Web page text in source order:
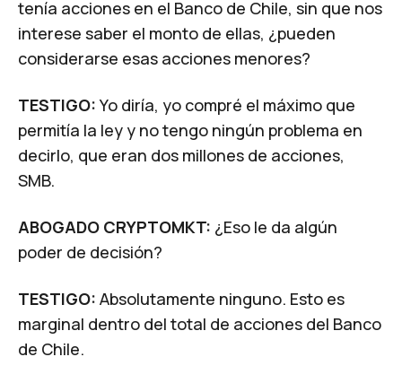
tenía acciones en el Banco de Chile, sin que nos
interese saber el monto de ellas, ¿pueden
considerarse esas acciones menores?
TESTIGO:Yo diría, yo compré el máximo que
permitía la ley y no tengo ningún problema en
decirlo, que eran dos millones de acciones,
SMB.
ABOGADO CRYPTOMKT: ¿Eso le da algún
poder de decisión?
TESTIGO: Absolutamente ninguno. Esto es
marginal dentro del total de acciones del Banco
de Chile.